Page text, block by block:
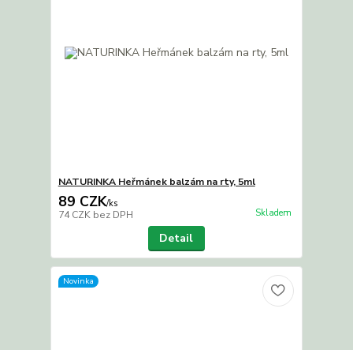
NATURINKA Heřmánek balzám na rty, 5ml
89 CZK/ks
74 CZK bez DPH Skladem
Detail
Novinka